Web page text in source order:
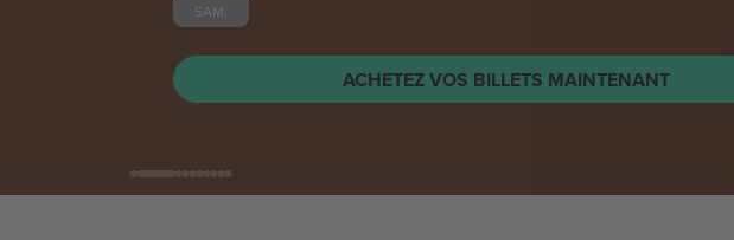
SAM.
ACHETEZ VOS BILLETS MAINTENANT